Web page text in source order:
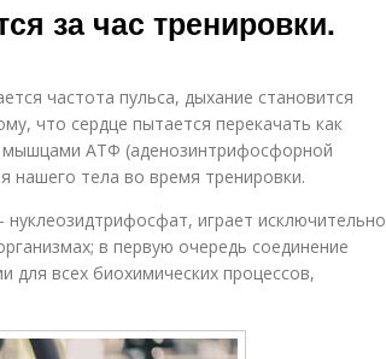
за час тренировки.
частота пульса, дыхание становится
что сердце пытается перекачать как
АТФ (аденозинтрифосфорной
нашего тела во время тренировки.
играет исключительно
в первую очередь соединение
для всех биохимических процессов,